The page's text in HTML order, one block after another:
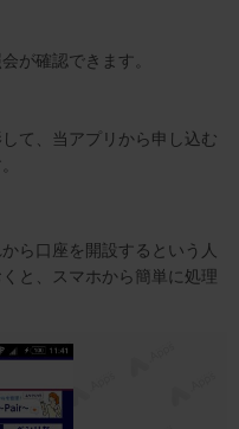
が確認できます。
て、当アプリから申し込む
ら口座を開設するという人
と、スマホから簡単に処理